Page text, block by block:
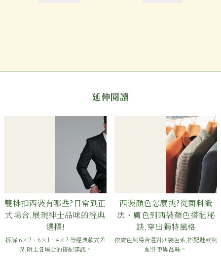
延伸閱讀
雙排扣西裝有哪些?日常到正
式場合,展現紳士品味的經典
選擇!
拆解 6×2、6×1、4×2 等經典款式差
異,附上各場合的搭配建議。
西裝顏色怎麼挑?從面料織
法、膚色到西裝顏色搭配秘
訣,穿出獨特風格
依膚色與場合選對西裝色系,搭配鞋款與
配件更顯品味。